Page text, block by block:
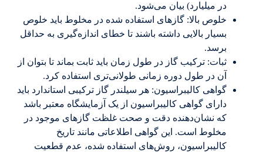
در میلیارد) بیان می‌شود.
خلوص بالا: گازهای استفاده شده در مخلوط باید خلوص
بسیار بالایی داشته باشند تا خطای اندازه‌گیری به حداقل
برسد.
ثبات: ترکیب گاز در طول زمان باید ثابت بماند تا بتوان از
آن در طول دوره زمانی طولانی‌تری استفاده کرد.
گواهی کالیبراسیون: هر سیلندر گاز ترکیبی استاندارد باید
دارای گواهی کالیبراسیون از یک آزمایشگاه معتبر باشد
که نشان‌دهنده دقت و صحت غلظت گازهای موجود در
مخلوط است. این گواهی اطلاعاتی مانند تاریخ
کالیبراسیون، روش‌های استفاده شده، عدم قطعیت